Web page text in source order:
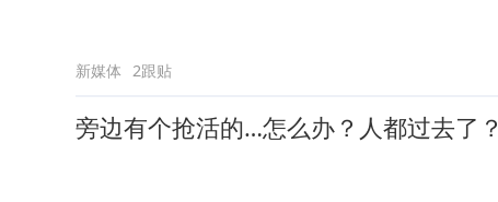
新媒体 2跟贴
旁边有个抢活的…怎么办？人都过去了？